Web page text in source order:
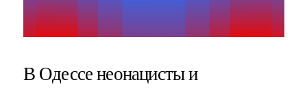
В Одессе неонацисты и